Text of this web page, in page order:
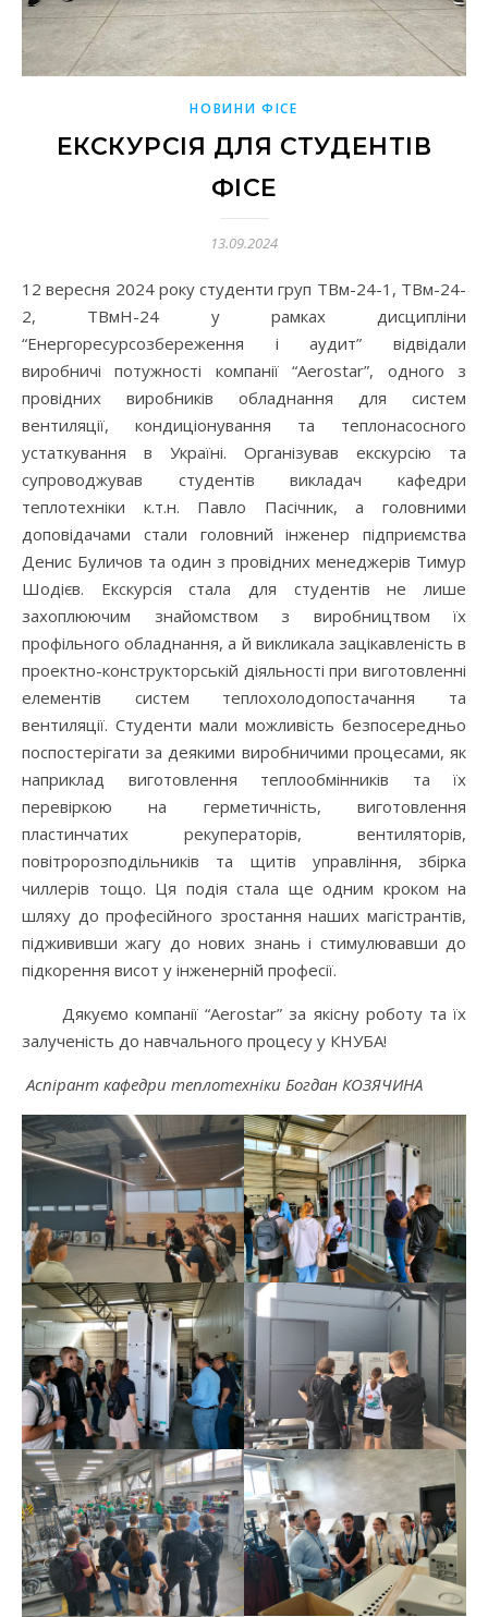
НОВИНИ ФІСЕ
ЕКСКУРСІЯ ДЛЯ СТУДЕНТІВ
ФІСЕ
13.09.2024
12 вересня 2024 року студенти груп ТВм-24-1, ТВм-24-
2, ТВмН-24 у рамках дисципліни
“Енергоресурсозбереження і аудит” відвідали
виробничі потужності компанії “Aerostar”, одного з
провідних виробників обладнання для систем
вентиляції, кондиціонування та теплонасосного
устаткування в Україні. Організував екскурсію та
супроводжував студентів викладач кафедри
теплотехніки к.т.н. Павло Пасічник, а головними
доповідачами стали головний інженер підприємства
Денис Буличов та один з провідних менеджерів Тимур
Шодієв. Екскурсія стала для студентів не лише
захоплюючим знайомством з виробництвом їх
профільного обладнання, а й викликала зацікавленість в
проектно-конструкторській діяльності при виготовленні
елементів систем теплохолодопостачання та
вентиляції. Студенти мали можливість безпосередньо
поспостерігати за деякими виробничими процесами, як
наприклад виготовлення теплообмінників та їх
перевіркою на герметичність, виготовлення
пластинчатих рекуператорів, вентиляторів,
повітророзподільників та щитів управління, збірка
чиллерів тощо. Ця подія стала ще одним кроком на
шляху до професійного зростання наших магістрантів,
піджививши жагу до нових знань і стимулювавши до
підкорення висот у інженерній професії.
Дякуємо компанії “Aerostar” за якісну роботу та їх
залученість до навчального процесу у КНУБА!
Аспірант кафедри теплотехніки Богдан КОЗЯЧИНА